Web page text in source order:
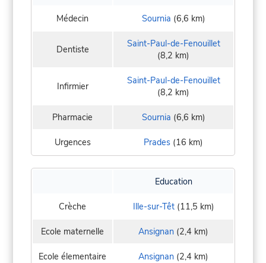
Médecin Sournia (6,6 km)
Dentiste
Saint-Paul-de-Fenouillet
(8,2 km)
Infirmier
Saint-Paul-de-Fenouillet
(8,2 km)
Pharmacie Sournia (6,6 km)
Urgences Prades (16 km)
Education
Crèche Ille-sur-Têt(11,5 km)
Ecole maternelle Ansignan (2,4 km)
Ecole élementaire Ansignan (2,4 km)